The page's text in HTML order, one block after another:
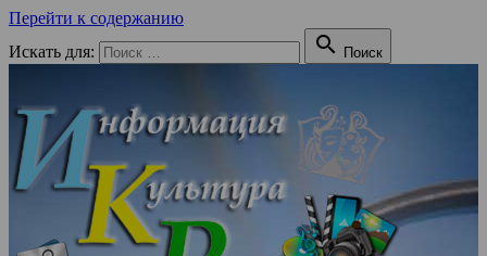
Перейти к содержанию
Искать для:
 Поиск